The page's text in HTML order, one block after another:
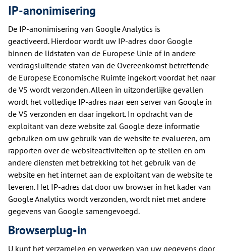
IP-anonimisering
De IP-anonimisering van Google Analytics is
geactiveerd. Hierdoor wordt uw IP-adres door Google
binnen de lidstaten van de Europese Unie of in andere
verdragsluitende staten van de Overeenkomst betreffende
de Europese Economische Ruimte ingekort voordat het naar
de VS wordt verzonden. Alleen in uitzonderlijke gevallen
wordt het volledige IP-adres naar een server van Google in
de VS verzonden en daar ingekort. In opdracht van de
exploitant van deze website zal Google deze informatie
gebruiken om uw gebruik van de website te evalueren, om
rapporten over de websiteactiviteiten op te stellen en om
andere diensten met betrekking tot het gebruik van de
website en het internet aan de exploitant van de website te
leveren. Het IP-adres dat door uw browser in het kader van
Google Analytics wordt verzonden, wordt niet met andere
gegevens van Google samengevoegd.
Browserplug-in
U kunt het verzamelen en verwerken van uw gegevens door